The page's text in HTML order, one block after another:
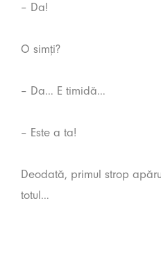
– Da!
O simți?
– Da… E timidă…
– Este a ta!
Deodată, primul strop
totul…